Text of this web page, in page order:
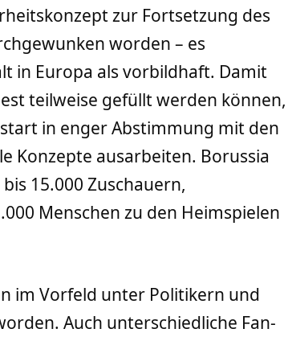
zur Fortsetzung des
worden – es
in Europa als vorbildhaft. Damit
teilweise gefüllt werden können,
in enger Abstimmung mit den
Konzepte ausarbeiten. Borussia
15.000 Zuschauern,
Menschen zu den Heimspielen
im Vorfeld unter Politikern und
Auch unterschiedliche Fan-